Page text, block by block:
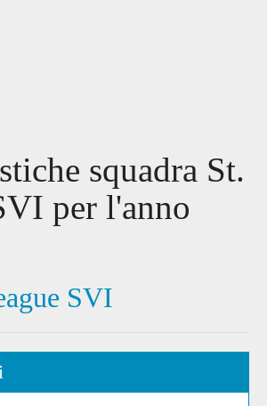
squadra St.
per l'anno
SVI